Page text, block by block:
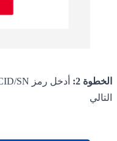
الخطوة 2:
التالي